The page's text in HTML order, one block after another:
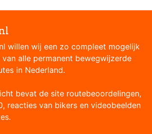
willen wij een zo compleet mogelijk
alle permanent bewegwijzerde
in Nederland.
bevat de site routebeoordelingen,
reacties van bikers en videobeelden